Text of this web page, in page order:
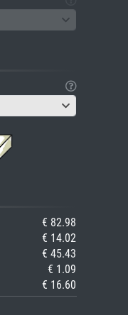
€ 82.98
€ 14.02
€ 45.43
€ 1.09
€ 16.60